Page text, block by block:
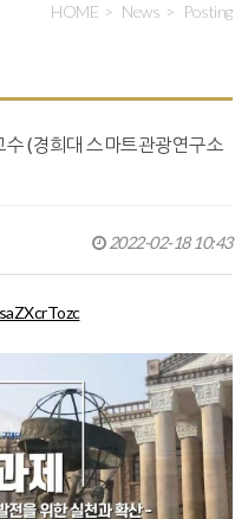
HOME News Posting
(경희대 스마트관광연구소
2022-02-18 10:43